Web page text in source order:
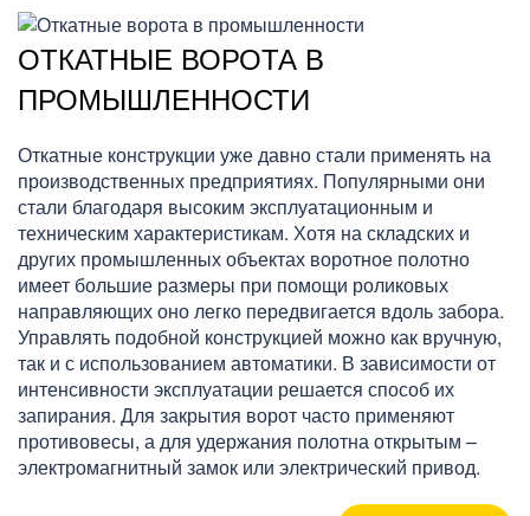
ОТКАТНЫЕ ВОРОТА В
ПРОМЫШЛЕННОСТИ
Откатные конструкции уже давно стали применять на
производственных предприятиях. Популярными они
стали благодаря высоким эксплуатационным и
техническим характеристикам. Хотя на складских и
других промышленных объектах воротное полотно
имеет большие размеры при помощи роликовых
направляющих оно легко передвигается вдоль забора.
Управлять подобной конструкцией можно как вручную,
так и с использованием автоматики. В зависимости от
интенсивности эксплуатации решается способ их
запирания. Для закрытия ворот часто применяют
противовесы, а для удержания полотна открытым –
электромагнитный замок или электрический привод.